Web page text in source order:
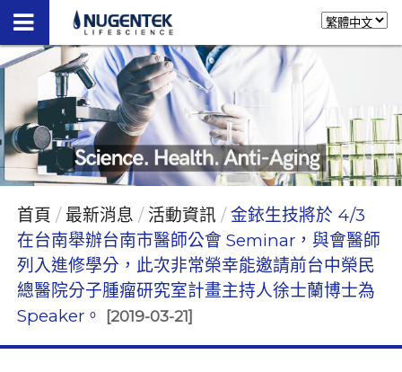
首頁 最新消息 活動資訊
金銥生技將於 4/3
在台南舉辦台南市醫師公會 Seminar，與會醫師
列入進修學分，此次非常榮幸能邀請前台中榮民
總醫院分子腫瘤研究室計畫主持人徐士蘭博士為
Speaker。
[2019-03-21]